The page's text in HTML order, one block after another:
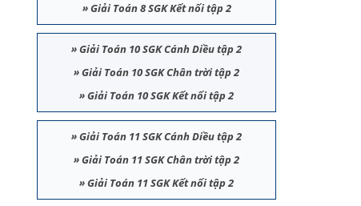
»Giải Toán 8 SGK Kết nối tập 2
»Giải Toán 10 SGK Cánh Diều tập 2
»Giải Toán 10 SGK Chân trời tập 2
»Giải Toán 10 SGK Kết nối tập 2
»Giải Toán 11 SGK Cánh Diều tập 2
»Giải Toán 11 SGK Chân trời tập 2
»Giải Toán 11 SGK Kết nối tập 2